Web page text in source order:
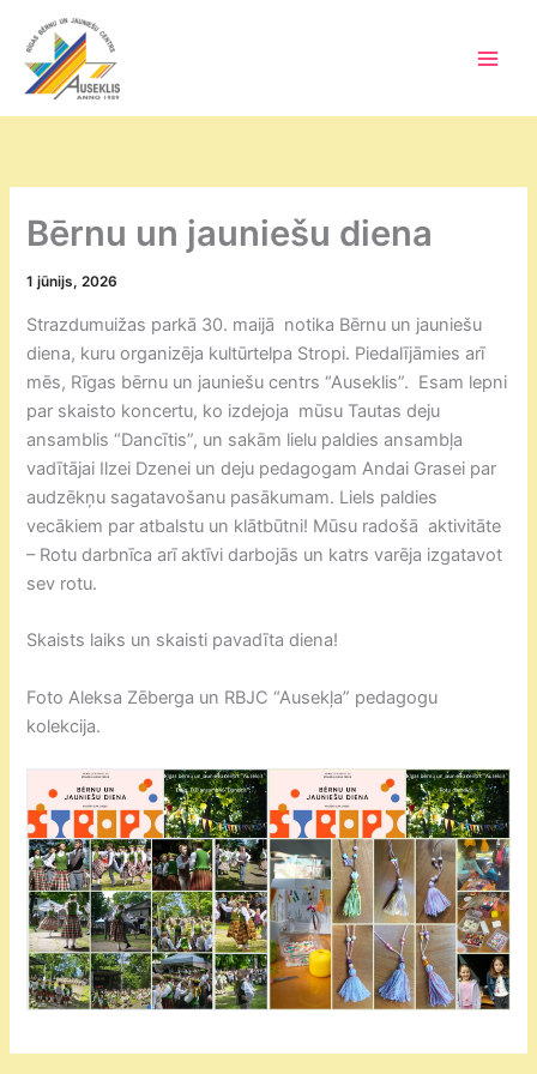
content
Bērnu un jauniešu diena
1 jūnijs, 2026
Strazdumuižas parkā 30. maijā notika Bērnu un jauniešu
diena, kuru organizēja kultūrtelpa Stropi. Piedalījāmies arī
mēs, Rīgas bērnu un jauniešu centrs “Auseklis”. Esam lepni
par skaisto koncertu, ko izdejoja mūsu Tautas deju
ansamblis “Dancītis”, un sakām lielu paldies ansambļa
vadītājai Ilzei Dzenei un deju pedagogam Andai Grasei par
audzēkņu sagatavošanu pasākumam. Liels paldies
vecākiem par atbalstu un klātbūtni! Mūsu radošā aktivitāte
– Rotu darbnīca arī aktīvi darbojās un katrs varēja izgatavot
sev rotu.
Skaists laiks un skaisti pavadīta diena!
Foto Aleksa Zēberga un RBJC “Ausekļa” pedagogu
kolekcija.